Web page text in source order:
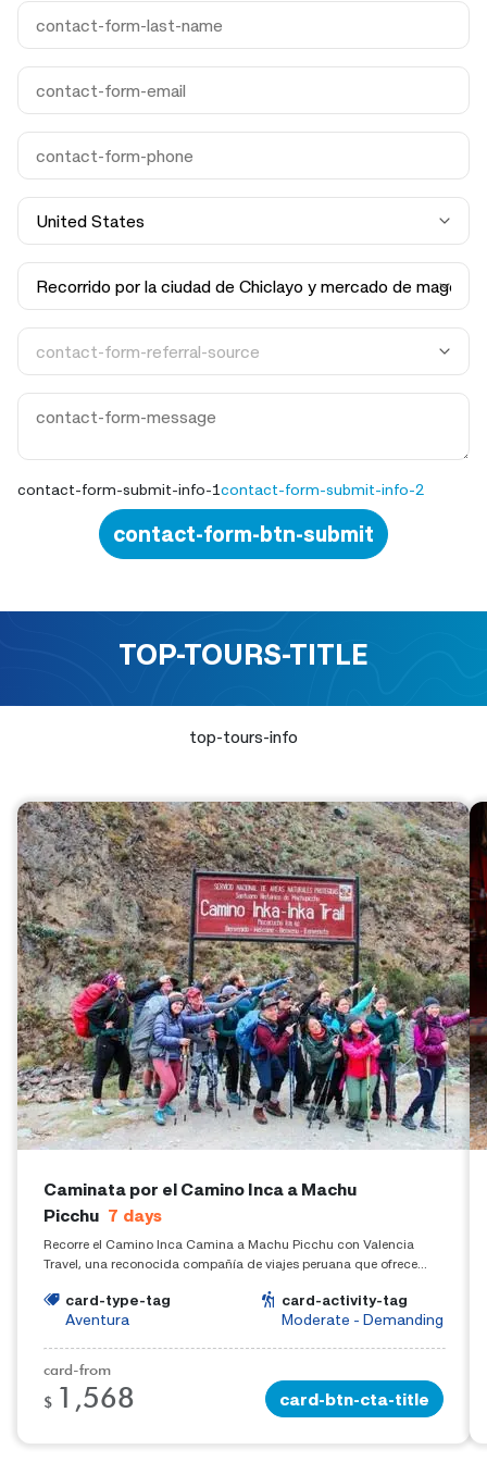
contact-form-submit-info-1contact-form-submit-info-2
contact-form-btn-submit
TOP-TOURS-TITLE
top-tours-info
Caminata por el Camino Inca a Machu
Picchu 7 days
Recorre el Camino Inca Camina a Machu Picchu con Valencia
Travel, una reconocida compañía de viajes peruana que ofrece
información sobre el Camino Inca a Machu Picchu.
card-type-tag
Aventura
card-activity-tag
Moderate - Demanding
card-from
$ 1,568 card-btn-cta-title